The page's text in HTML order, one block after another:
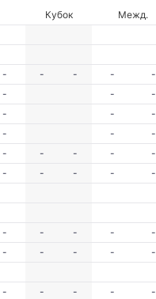
Кубок Межд.
- - - - -
- - -
- - -
- - -
- - - - -
- - - - -
- - - - -
- - - - -
- - - - -